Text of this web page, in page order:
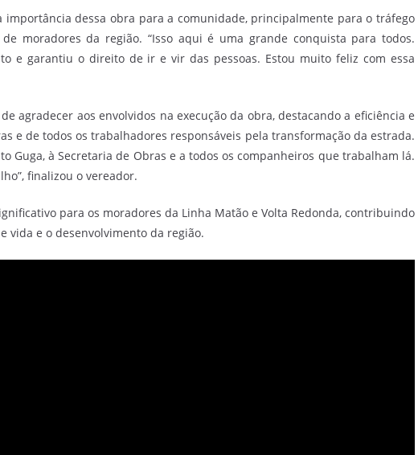
importância dessa obra para a comunidade, principalmente para o tráfego
moradores da região. “Isso aqui é uma grande conquista para todos.
e garantiu o direito de ir e vir das pessoas. Estou muito feliz com essa
agradecer aos envolvidos na execução da obra, destacando a eficiência e
e de todos os trabalhadores responsáveis pela transformação da estrada.
Guga, à Secretaria de Obras e a todos os companheiros que trabalham lá.
finalizou o vereador.
para os moradores da Linha Matão e Volta Redonda, contribuindo
vida e o desenvolvimento da região.